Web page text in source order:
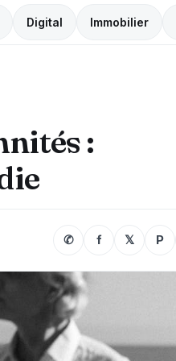
Digital Immobilier
:
✆ f 𝕏 P